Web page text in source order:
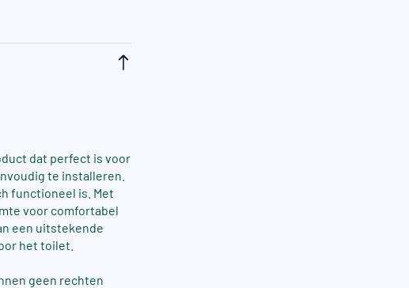
dat perfect is voor
te installeren.
functioneel is. Met
voor comfortabel
een uitstekende
het toilet.
geen rechten